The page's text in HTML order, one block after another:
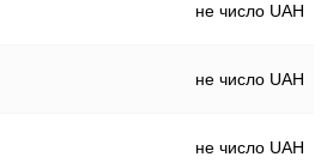
не число UAH
не число UAH
не число UAH